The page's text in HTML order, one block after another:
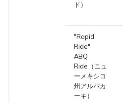
ド）
"Rapid
Ride"
ABQ
Ride（ニュ
ーメキシコ
州アルバカ
ーキ）